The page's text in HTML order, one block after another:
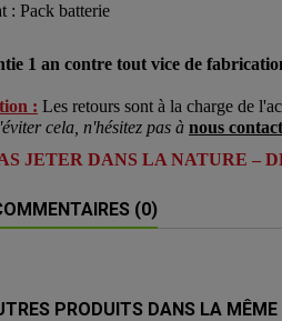
: Pack batterie
1 an contre tout vice de
: Les retours sont à la charge de
cela, n'hésitez pas à nous
JETER DANS LA NATURE –
(0)
PRODUITS DANS LA MÊME